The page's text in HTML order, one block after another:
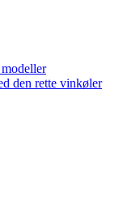
den rette vinkøler